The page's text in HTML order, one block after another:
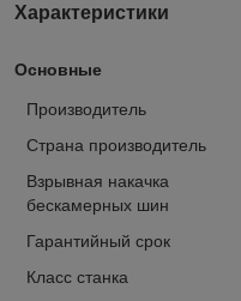
Характеристики
Основные
Производитель
Страна производитель
Взрывная накачка
бескамерных шин
Гарантийный срок
Класс станка